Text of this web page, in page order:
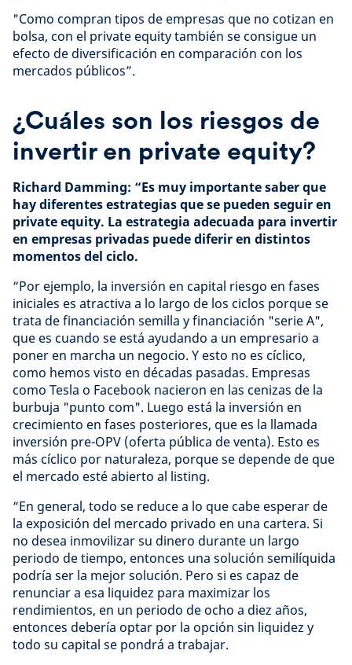
"Como compran tipos de empresas que no cotizan en
bolsa, con el private equity también se consigue un
efecto de diversificación en comparación con los
mercados públicos”.
¿Cuáles son los riesgos de
invertir en private equity?
Richard Damming: “Es muy importante saber que
hay diferentes estrategias que se pueden seguir en
private equity. La estrategia adecuada para invertir
en empresas privadas puede diferir en distintos
momentos del ciclo.
“Por ejemplo, la inversión en capital riesgo en fases
iniciales es atractiva a lo largo de los ciclos porque se
trata de financiación semilla y financiación "serie A",
que es cuando se está ayudando a un empresario a
poner en marcha un negocio. Y esto no es cíclico,
como hemos visto en décadas pasadas. Empresas
como Tesla o Facebook nacieron en las cenizas de la
burbuja "punto com". Luego está la inversión en
crecimiento en fases posteriores, que es la llamada
inversión pre-OPV (oferta pública de venta). Esto es
más cíclico por naturaleza, porque se depende de que
el mercado esté abierto al listing.
“En general, todo se reduce a lo que cabe esperar de
la exposición del mercado privado en una cartera. Si
no desea inmovilizar su dinero durante un largo
periodo de tiempo, entonces una solución semilíquida
podría ser la mejor solución. Pero si es capaz de
renunciar a esa liquidez para maximizar los
rendimientos, en un periodo de ocho a diez años,
entonces debería optar por la opción sin liquidez y
todo su capital se pondrá a trabajar.